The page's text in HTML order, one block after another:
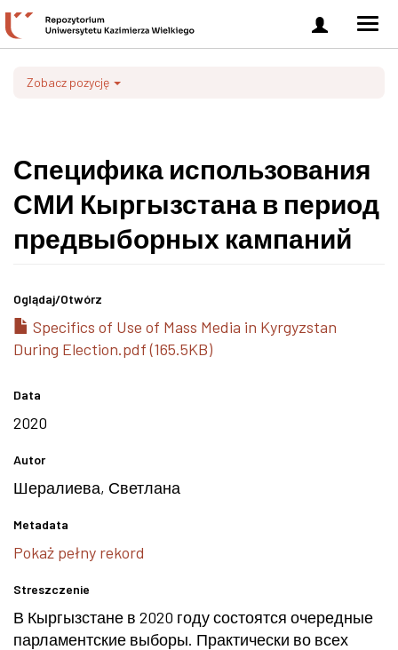
Zaloguj
się
Zobacz pozycję
Специфика использования
СМИ Кыргызстана в период
предвыборных кампаний
Oglądaj/Otwórz
Specifics of Use of Mass Media in Kyrgyzstan
During Election.pdf (165.5KB)
Data
2020
Autor
Шералиева, Светлана
Metadata
Pokaż pełny rekord
Streszczenie
В Кыргызстане в 2020 году состоятся очередные
парламентские выборы. Практически во всех